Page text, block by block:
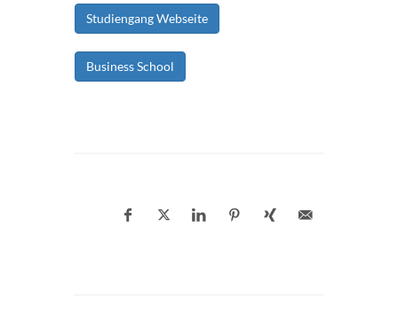
Studiengang Webseite
Business School